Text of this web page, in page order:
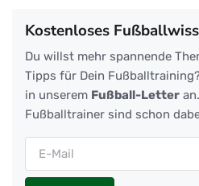
Kostenloses
Du willst mehr spannende
Tipps für Dein
in unserem Fußball-Letter
Fußballtrainer sind schon